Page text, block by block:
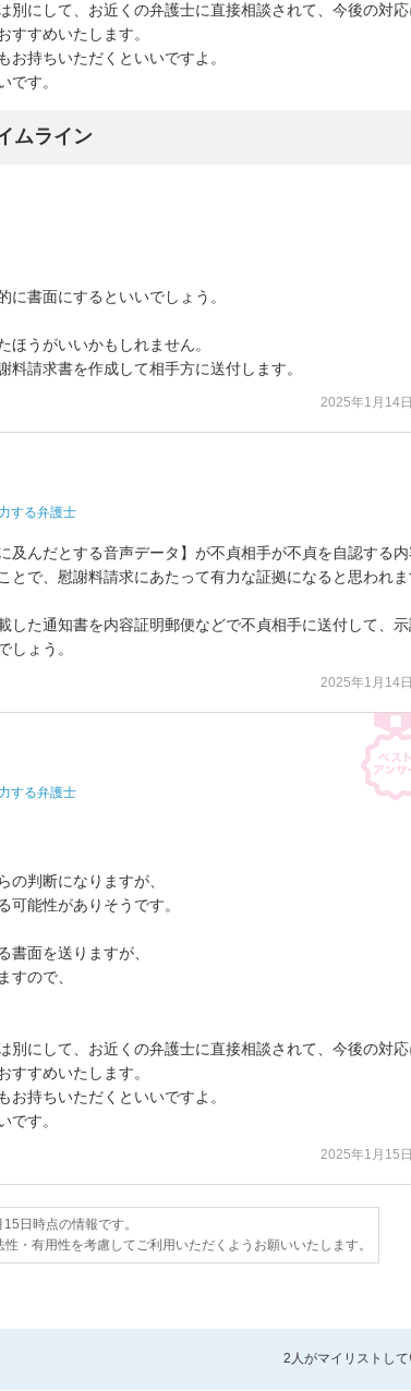
別にして、お近くの弁護士に直接相談されて、今後の対応
すすめいたします。
お持ちいただくといいですよ。
です。
ムライン
に書面にするといいでしょう。
ほうがいいかもしれません。
料請求書を作成して相手方に送付します。
2025年1月14
する弁護士
及んだとする音声データ】が不貞相手が不貞を自認する
とで、慰謝料請求にあたって有力な証拠になると思われま
した通知書を内容証明郵便などで不貞相手に送付して、
しょう。
2025年1月14
する弁護士
の判断になりますが、
可能性がありそうです。
書面を送りますが、
すので、
別にして、お近くの弁護士に直接相談されて、今後の対応
すすめいたします。
お持ちいただくといいですよ。
です。
2025年1月15
日時点の情報です。
性・有用性を考慮してご利用いただくようお願いいたします。
2人がマイリストし